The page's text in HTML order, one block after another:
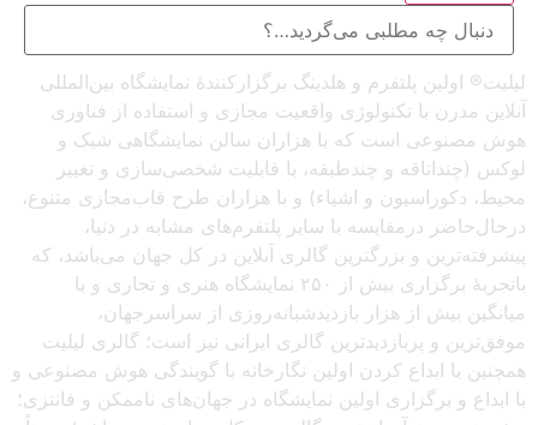
لیلیت® اولین پلتفرم و هلدینگ برگزارکنندهٔ نمایشگاه بین‌المللی
آنلاین مدرن با تکنولوژی واقعیت مجازی و استفاده از فناوری
هوش مصنوعی است که با هزاران سالن نمایشگاهی شیک و
لوکس (چنداتاقه و چندطبقه، با قابلیت شخصی‌سازی و تغییر
محیط، دکوراسیون و اشیاء) و با هزاران طرح قاب‌مجازی متنوع،
درحال‌حاضر درمقایسه با سایر پلتفرم‌های مشابه در دنیا،
پیشرفته‌ترین و بزرگترین گالری آنلاین در کل جهان می‌باشد، که
باتجربهٔ برگزاری بیش از ۲۵۰ نمایشگاه هنری و تجاری و با
میانگین بیش از هزار بازدیدشبانه‌روزی از سراسرجهان،
موفق‌ترین و پربازدیدترین گالری ایرانی نیز است؛ گالری لیلیت
همچنین با ابداع کردن اولین نگارخانه با گویندگی هوش مصنوعی و
با ابداع و برگزاری اولین نمایشگاه در جهان‌های ناممکن و فانتزی؛